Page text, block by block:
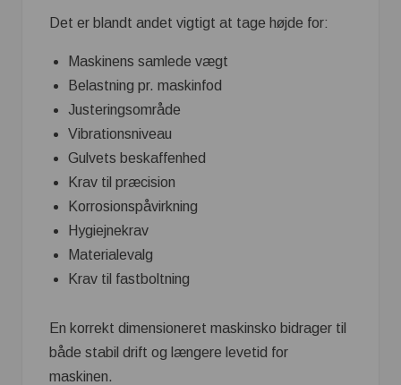
Det er blandt andet vigtigt at tage højde for:
Maskinens samlede vægt
Belastning pr. maskinfod
Justeringsområde
Vibrationsniveau
Gulvets beskaffenhed
Krav til præcision
Korrosionspåvirkning
Hygiejnekrav
Materialevalg
Krav til fastboltning
En korrekt dimensioneret maskinsko bidrager til
både stabil drift og længere levetid for
maskinen.